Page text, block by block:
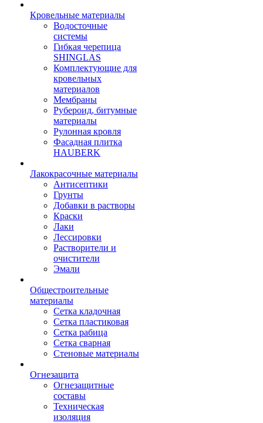
Кровельные материалы
Водосточные
системы
Гибкая черепица
SHINGLAS
Комплектующие для
кровельных
материалов
Мембраны
Рубероид, битумные
материалы
Рулонная кровля
Фасадная плитка
HAUBERK
Лакокрасочные материалы
Антисептики
Грунты
Добавки в растворы
Краски
Лаки
Лессировки
Растворители и
очистители
Эмали
Общестроительные
материалы
Сетка кладочная
Сетка пластиковая
Сетка рабица
Сетка сварная
Стеновые материалы
Огнезащита
Огнезащитные
составы
Техническая
изоляция